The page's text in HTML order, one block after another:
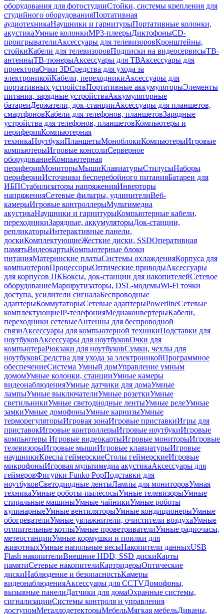
оборудования для фотостудииСтойки, системы крепления для
студийного оборудованияПортативная
аудиотехникаНаушники и гарнитурыПортативные колонки,
акустикаУмные колонкиMP3-плеерыДиктофоныCD-
проигрывателиАксессуары для телевизоровКронштейны,
стойкиКабели для телевизоровПодписки на видеосервисыТВ-
антенныТВ-тюнерыАксессуары для ТВАксессуары для
проектораОчки 3DСредства для ухода за
электроникойКабели, переходникиАксессуары для
портативных устройствПортативные аккумуляторыЭлементы
питания, зарядные устройстваАккумуляторные
батареиДержатели, док-станцииАксессуары для планшетов,
смартфоновКабели для телефонов, планшетовЗарядные
устройства для телефонов, планшетовКомпьютеры и
периферияКомпьютерная
техникаНоутбукиПланшетыМоноблокиКомпьютерыИгровые
компьютерыИгровые консолиСерверное
оборудованиеКомпьютерная
периферияМониторыМышиКлавиатурыСтилусыНаборы
периферииИсточники бесперебойного питанияБатареи для
ИБПСтабилизаторы напряженияИнверторы
напряженияСетевые фильтры, удлинителиВеб-
камерыИгровые контроллерыМультимедиа
акустикаНаушники и гарнитурыКомпьютерные кабели,
переходникиЗарядные, аккумуляторыДок-станции,
репликаторыИнтерактивные панели,
доскиКомплектующиеЖесткие диски, SSDОперативная
памятьВидеокартыКомпьютерные блоки
питанияМатеринские платыСистемы охлажденияКорпуса для
компьютеровПроцессорыОптические приводыАксессуары
для корпусов ПКБоксы, док-станции для накопителейСетевое
оборудованиеМаршрутизаторы, DSL-модемыWi-Fi точки
доступа, усилители сигналаБеспроводные
адаптерыКоммутаторыСетевые адаптерыPowerlineСетевые
комплектующиеIP-телефонияМедиаконвертерыКабели,
переходники сетевыеАнтенны для беспроводной
связиАксессуары для компьютерной техникиПодставки для
ноутбуковАксессуары для ноутбуковОчки для
компьютераРюкзаки для ноутбуковСумки, чехлы для
ноутбуковСредства для ухода за электроникойПрограммное
обеспечениеСистема Умный домУправление умным
домомУмные колонки, станцииУмные камеры
видеонаблюденияУмные датчики для домаУмные
лампыУмные выключателиУмные розеткиУмные
светильникиУмные светодиодные лентыУмные релеУмные
замкиУмные домофоныУмные карнизыУмные
терморегуляторыИгровая зонаИгровые приставкиИгры для
приставокИгровые контроллерыИгровые ноутбукиИгровые
компьютеры Игровые видеокартыИгровые мониторыИгровые
телевизорыИгровые мышиИгровые клавиатурыИгровые
наушникиКресла геймерскиеСтолы геймерскиеИгровые
микрофоныИгровая мультимедиа акустикаАксессуары для
геймеровФигурки Funko PopПодставки для
ноутбуковСветодиодные лентыЛампы для мониторовУмная
техникаУмные роботы-пылесосыУмные телевизорыУмные
стиральные машиныУмные чайникиУмные роботы
кулинарныеУмные вентиляторыУмные кондиционерыУмные
обогревателиУмные увлажнители, очистители воздухаУмные
отопительные котлыУмные проветривателиУмные радиочасы,
метеостанцииУмные кормушки и поилки для
животныхУмные напольные весыНакопители данныхUSB
Flash накопителиВнешние HDD, SSD дискиКарты
памятиСетевые накопителиКартридерыОптические
дискиНаблюдение и безопасностьКамеры
видеонаблюденияАксессуары для CCTVДомофоны,
вызывные панелиДатчики для домаОхранные системы,
сигнализацииСистемы контроля и управления
доступомМеталлодетекторыМебельМягкая мебельДиваны,